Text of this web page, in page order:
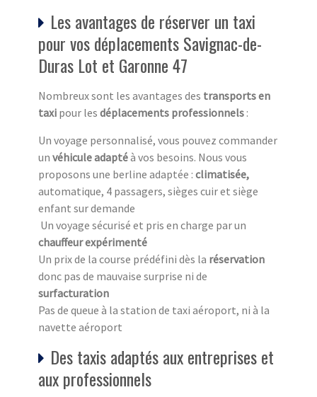
Les avantages de réserver un taxi
pour vos déplacements Savignac-de-
Duras Lot et Garonne 47
Nombreux sont les avantages des transports en
taxi pour les déplacements professionnels :
Un voyage personnalisé, vous pouvez commander
un véhicule adaptéà vos besoins. Nous vous
proposons une berline adaptée : climatisée,
automatique, 4 passagers, sièges cuir et siège
enfant sur demande
Un voyage sécurisé et pris en charge par un
chauffeur expérimenté
Un prix de la course prédéfini dès la réservation
donc pas de mauvaise surprise ni de
surfacturation
Pas de queue à la station de taxi aéroport, ni à la
navette aéroport
Des taxis adaptés aux entreprises et
aux professionnels